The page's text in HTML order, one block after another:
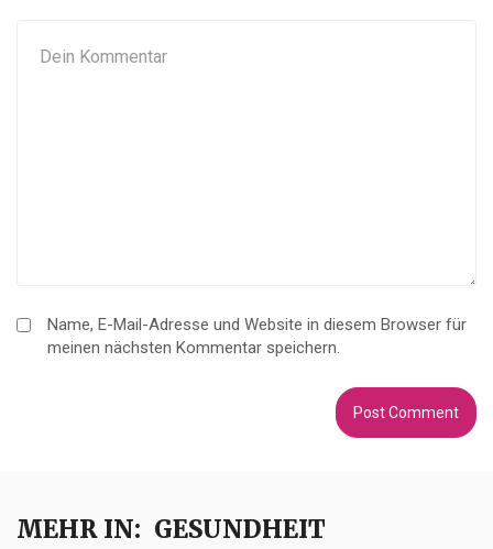
Name, E-Mail-Adresse und Website in diesem Browser für
meinen nächsten Kommentar speichern.
MEHR IN: GESUNDHEIT